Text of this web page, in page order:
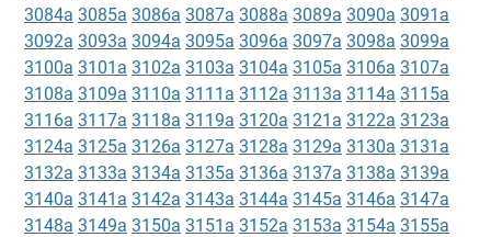
3084a 3085a 3086a 3087a 3088a 3089a 3090a 3091a
3092a 3093a 3094a 3095a 3096a 3097a 3098a 3099a
3100a 3101a 3102a 3103a 3104a 3105a 3106a 3107a
3108a 3109a 3110a 3111a 3112a 3113a 3114a 3115a
3116a 3117a 3118a 3119a 3120a 3121a 3122a 3123a
3124a 3125a 3126a 3127a 3128a 3129a 3130a 3131a
3132a 3133a 3134a 3135a 3136a 3137a 3138a 3139a
3140a 3141a 3142a 3143a 3144a 3145a 3146a 3147a
3148a 3149a 3150a 3151a 3152a 3153a 3154a 3155a